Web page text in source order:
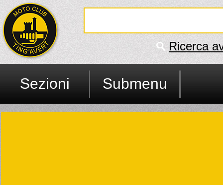
Ricerca
Sezioni Submenu